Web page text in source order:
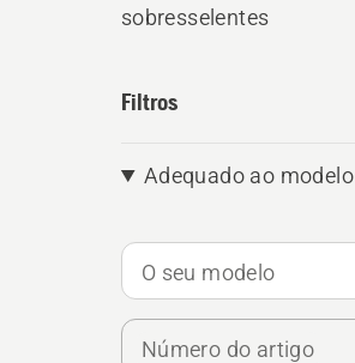
sobresselentes
Filtros
Adequado ao modelo
O seu modelo
Número do artigo